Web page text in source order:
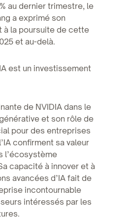
au dernier trimestre, le
a exprimé son
à la poursuite de cette
et au-delà.
est un investissement
de NVIDIA dans le
et son rôle de
pour des entreprises
confirment sa valeur
l’écosystème
capacité à innover et à
avancées d’IA fait de
incontournable
intéressés par les